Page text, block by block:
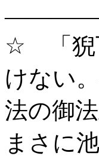
☆ 「猊
けない
法の御
まさに